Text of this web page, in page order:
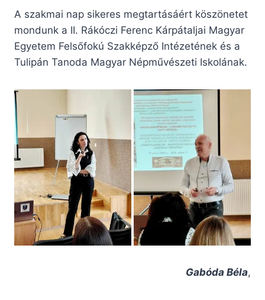
A szakmai nap sikeres megtartásáért köszönetet
mondunk a II. Rákóczi Ferenc Kárpátaljai Magyar
Egyetem Felsőfokú Szakképző Intézetének és a
Tulipán Tanoda Magyar Népművészeti Iskolának.
Gabóda Béla,